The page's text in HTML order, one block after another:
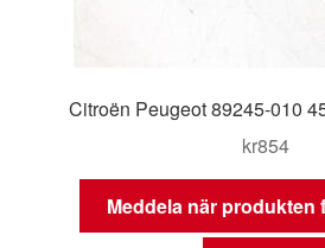
Citroën Peugeot 89245-010
kr854
Meddela när produkten